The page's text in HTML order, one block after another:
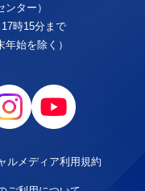
ター）
時15分まで
始を除く）
ルメディア利用規約